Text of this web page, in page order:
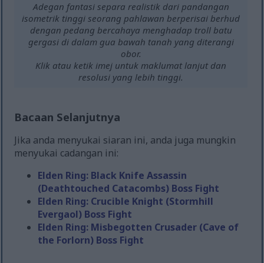
Adegan fantasi separa realistik dari pandangan
isometrik tinggi seorang pahlawan berperisai berhud
dengan pedang bercahaya menghadap troll batu
gergasi di dalam gua bawah tanah yang diterangi
obor.
Klik atau ketik imej untuk maklumat lanjut dan
resolusi yang lebih tinggi.
Bacaan Selanjutnya
Jika anda menyukai siaran ini, anda juga mungkin
menyukai cadangan ini:
Elden Ring: Black Knife Assassin
(Deathtouched Catacombs) Boss Fight
Elden Ring: Crucible Knight (Stormhill
Evergaol) Boss Fight
Elden Ring: Misbegotten Crusader (Cave of
the Forlorn) Boss Fight